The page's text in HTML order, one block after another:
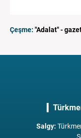
Çeşme: "Adalat" -
Salgy: